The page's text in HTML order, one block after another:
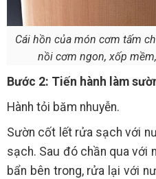
Cái hồn của món cơm tấm
nồi cơm ngon, xốp
Bước 2: Tiến hành làm
Hành tỏi băm nhuyễn.
Sườn cốt lết rửa sạch với
sạch. Sau đó chần qua với
bẩn bên trong, rửa lại với